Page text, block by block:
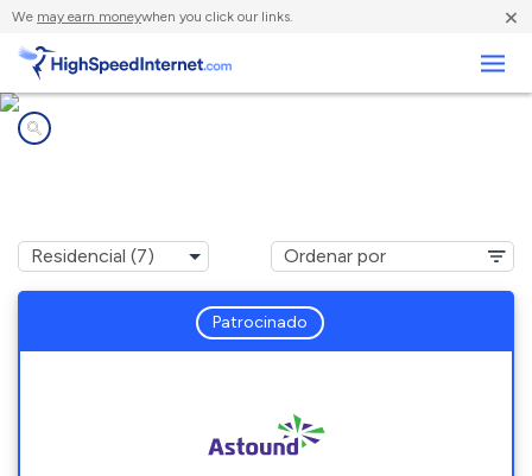
We may earn moneywhen you click our links. ×
Patrocinado